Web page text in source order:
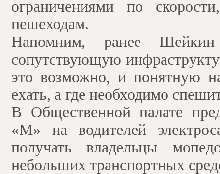
ограничениями по
пешеходам.
Напомним, ранее Шейкин
сопутствующую
это возможно, и понятную
ехать, а где необходимо
В Общественной палате
«М» на водителей
получать владельцы
небольших транспортных